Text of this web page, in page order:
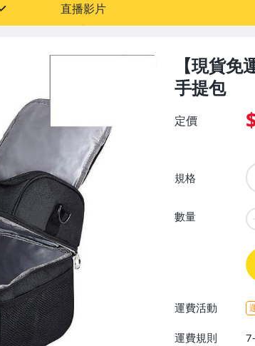
【現貨
手提包
定價
規格
數量
運費活動
運費規則
直播影片